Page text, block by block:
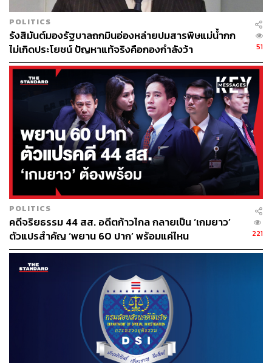
TAGS: สมาชิกสภาผู้แทนราษฎร (สส.)
ชวน หลีกภัย
การประชุมสภาผู้แทนราษฎร
งบประมาณปี 2565
ABOUT THE AUTHOR
THE STANDARD TEAM
กองบรรณาธิการ THE STANDARD
POLITICS
รังสิมันต์มองรัฐบาลถกมินอ่องหล่ายปมสารพิษแม่น้ำกก
ไม่เกิดประโยชน์ ปัญหาแท้จริงคือกองกำลังว้า
51
POLITICS
คดีจริยธรรม 44 สส. อดีตก้าวไกล กลายเป็น ‘เกมยาว’
ตัวแปรสำคัญ ‘พยาน 60 ปาก’ พร้อมแค่ไหน
221